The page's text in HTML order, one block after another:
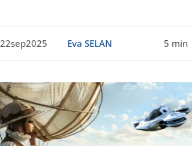
22sep2025 Eva SELAN 5 min